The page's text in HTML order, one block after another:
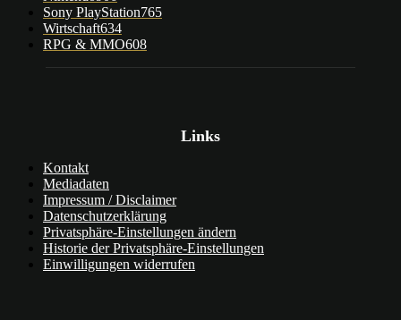
Sony PlayStation765
Wirtschaft634
RPG & MMO608
Links
Kontakt
Mediadaten
Impressum / Disclaimer
Datenschutzerklärung
Privatsphäre-Einstellungen ändern
Historie der Privatsphäre-Einstellungen
Einwilligungen widerrufen